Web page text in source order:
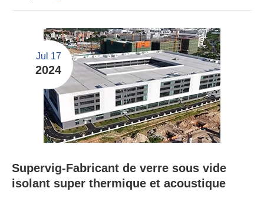
Jul 17
2024
Supervig-Fabricant de verre sous vide
isolant super thermique et acoustique